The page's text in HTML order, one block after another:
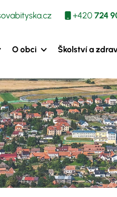
+420724
O obci Školství a